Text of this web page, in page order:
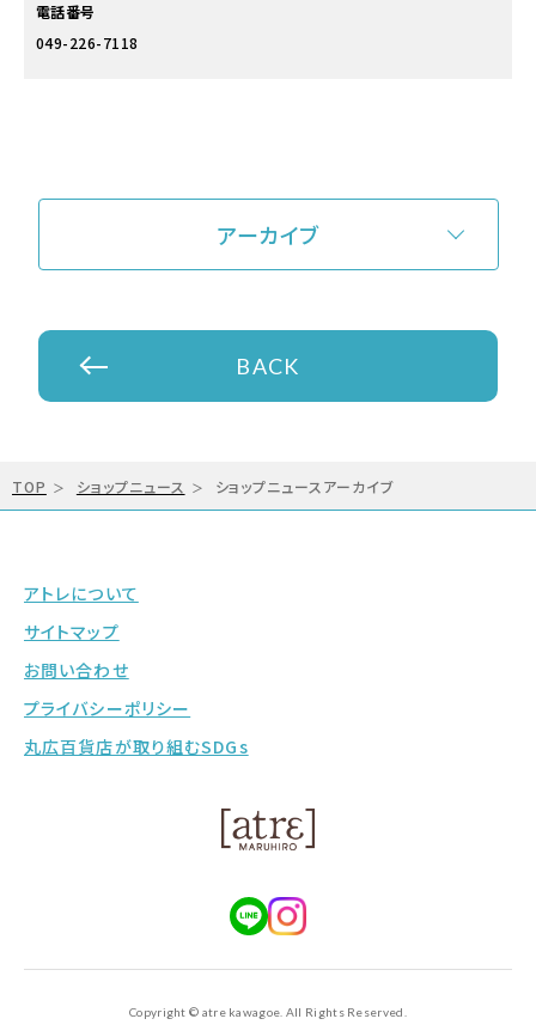
電話番号
049-226-7118
アーカイブ
BACK
TOP ショップニュース ショップニュースアーカイブ
アトレについて
サイトマップ
お問い合わせ
プライバシーポリシー
丸広百貨店が取り組むSDGs
Copyright © atre kawagoe. All Rights Reserved.